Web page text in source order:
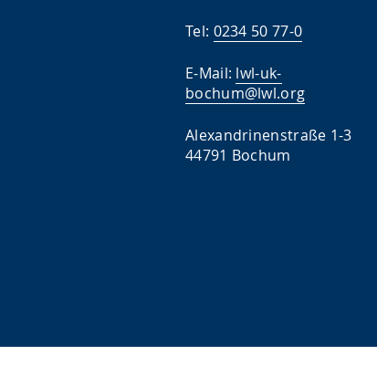
Tel: 0234 50 77-0
E-Mail: lwl-uk-
bochum@lwl.org
Alexandrinenstraße 1-3
44791 Bochum